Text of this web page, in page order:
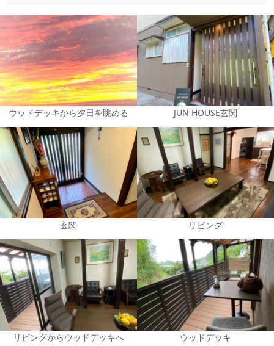
ウッドデッキから夕日を眺める JUN HOUSE玄関
玄関 リビング
リビングからウッドデッキへ ウッドデッキ